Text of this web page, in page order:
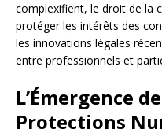
complexifient, le droit de la
protéger les intérêts des
les innovations légales
entre professionnels et
L’Émergence
Protections